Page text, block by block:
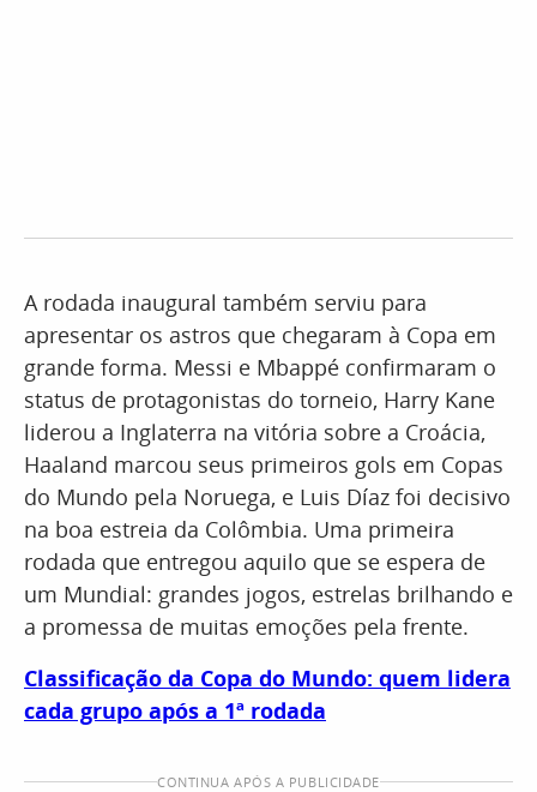
A rodada inaugural também serviu para
apresentar os astros que chegaram à Copa em
grande forma. Messi e Mbappé confirmaram o
status de protagonistas do torneio, Harry Kane
liderou a Inglaterra na vitória sobre a Croácia,
Haaland marcou seus primeiros gols em Copas
do Mundo pela Noruega, e Luis Díaz foi decisivo
na boa estreia da Colômbia. Uma primeira
rodada que entregou aquilo que se espera de
um Mundial: grandes jogos, estrelas brilhando e
a promessa de muitas emoções pela frente.
Classificação da Copa do Mundo: quem lidera
cada grupo após a 1ª rodada
CONTINUA APÓS A PUBLICIDADE